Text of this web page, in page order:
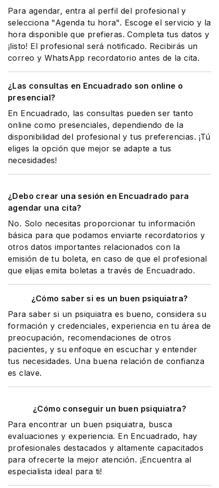
Para agendar, entra al perfil del profesional y
selecciona "Agenda tu hora". Escoge el servicio y la
hora disponible que prefieras. Completa tus datos y
¡listo! El profesional será notificado. Recibirás un
correo y WhatsApp recordatorio antes de la cita.
¿Las consultas en Encuadrado son online o
presencial?
En Encuadrado, las consultas pueden ser tanto
online como presenciales, dependiendo de la
disponibilidad del profesional y tus preferencias. ¡Tú
eliges la opción que mejor se adapte a tus
necesidades!
¿Debo crear una sesión en Encuadrado para
agendar una cita?
No. Solo necesitas proporcionar tu información
básica para que podamos enviarte recordatorios y
otros datos importantes relacionados con la
emisión de tu boleta, en caso de que el profesional
que elijas emita boletas a través de Encuadrado.
¿Cómo saber si es un buen psiquiatra?
Para saber si un psiquiatra es bueno, considera su
formación y credenciales, experiencia en tu área de
preocupación, recomendaciones de otros
pacientes, y su enfoque en escuchar y entender
tus necesidades. Una buena relación de confianza
es clave.
¿Cómo conseguir un buen psiquiatra?
Para encontrar un buen psiquiatra, busca
evaluaciones y experiencia. En Encuadrado, hay
profesionales destacados y altamente capacitados
para ofrecerte la mejor atención. ¡Encuentra al
especialista ideal para ti!